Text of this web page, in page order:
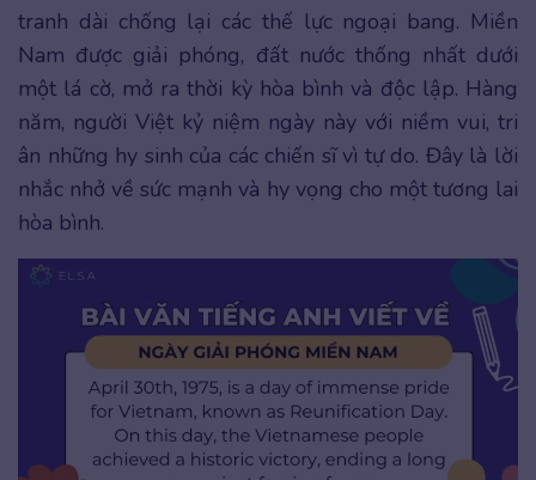
tranh dài chống lại các thế lực ngoại bang. Miền
Nam được giải phóng, đất nước thống nhất dưới
một lá cờ, mở ra thời kỳ hòa bình và độc lập. Hàng
năm, người Việt kỷ niệm ngày này với niềm vui, tri
ân những hy sinh của các chiến sĩ vì tự do. Đây là lời
nhắc nhở về sức mạnh và hy vọng cho một tương lai
hòa bình.